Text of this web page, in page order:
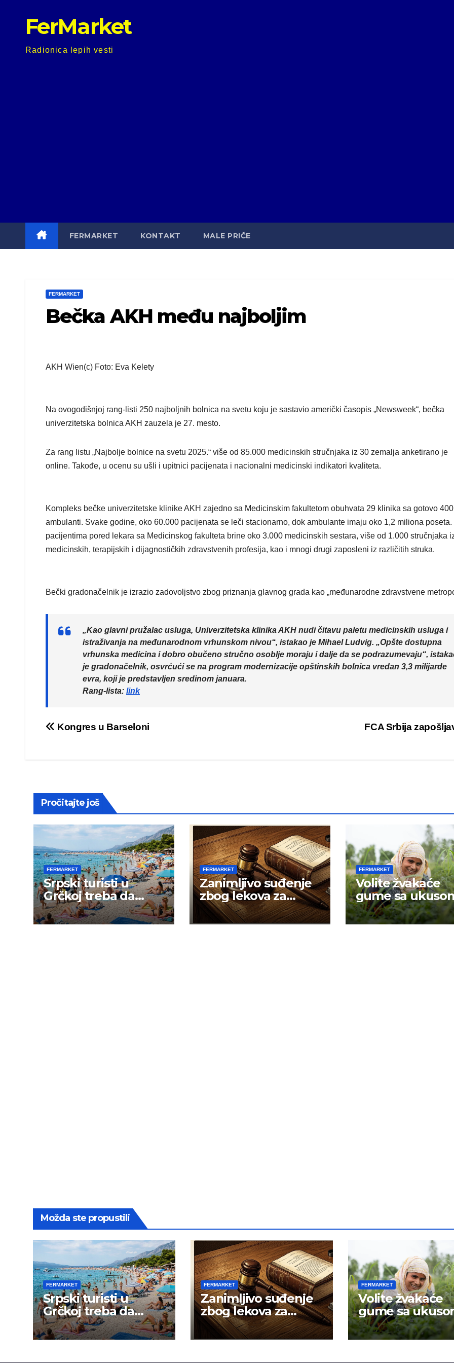
FerMarket
Radionica lepih vesti
FERMARKET KONTAKT MALE PRIČE
FERMARKET
Bečka AKH među najboljim
AKH Wien(c) Foto: Eva Kelety
Na ovogodišnjoj rang-listi 250 najboljnih bolnica na svetu koju je sastavio američki časopis „Newsweek“, bečka
univerzitetska bolnica AKH zauzela je 27. mesto.
Za rang listu „Najbolje bolnice na svetu 2025.“ više od 85.000 medicinskih stručnjaka iz 30 zemalja anketirano je
online. Takođe, u ocenu su ušli i upitnici pacijenata i nacionalni medicinski indikatori kvaliteta.
Kompleks bečke univerzitetske klinike AKH zajedno sa Medicinskim fakultetom obuhvata 29 klinika sa gotovo 400
ambulanti. Svake godine, oko 60.000 pacijenata se leči stacionarno, dok ambulante imaju oko 1,2 miliona poseta.
pacijentima pored lekara sa Medicinskog fakulteta brine oko 3.000 medicinskih sestara, više od 1.000 stručnjaka
medicinskih, terapijskih i dijagnostičkih zdravstvenih profesija, kao i mnogi drugi zaposleni iz različitih struka.
Bečki gradonačelnik je izrazio zadovoljstvo zbog priznanja glavnog grada kao „međunarodne zdravstvene
„Kao glavni pružalac usluga, Univerzitetska klinika AKH nudi čitavu paletu medicinskih usluga i
istraživanja na međunarodnom vrhunskom nivou“, istakao je Mihael Ludvig. „Opšte dostupna
vrhunska medicina i dobro obučeno stručno osoblje moraju i dalje da se podrazumevaju“,
je gradonačelnik, osvrćući se na program modernizacije opštinskih bolnica vredan 3,3 milijarde
evra, koji je predstavljen sredinom januara.
Rang-lista: link
Post
FCA Srbija
Kongres u Barseloni
Pročitajte još
FERMARKET
Srpski turisti u
Grčkoj treba da
budu na oprezu
FERMARKET
Zanimljivo suđenje
zbog lekova za
gojaznost
FERMARKET
Volite žvakaće
gume sa
mentola?
VIKEND FERMARKET
širom
Možda ste propustili
FERMARKET
Srpski turisti u
Grčkoj treba da
budu na oprezu
FERMARKET
Zanimljivo suđenje
zbog lekova za
gojaznost
FERMARKET
Volite žvakaće
gume sa
mentola?